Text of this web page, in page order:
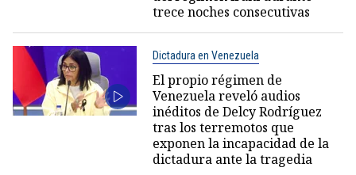
trece noches consecutivas
Dictadura en Venezuela
El propio régimen de
Venezuela reveló audios
inéditos de Delcy Rodríguez
tras los terremotos que
exponen la incapacidad de la
dictadura ante la tragedia